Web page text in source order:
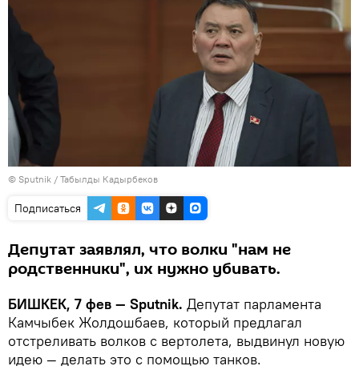
© Sputnik / Табылды Кадырбеков
Подписаться
Депутат заявлял, что волки "нам не
родственники", их нужно убивать.
БИШКЕК, 7 фев — Sputnik. Депутат парламента
Камчыбек Жолдошбаев, который предлагал
отстреливать волков с вертолета, выдвинул новую
идею — делать это с помощью танков.